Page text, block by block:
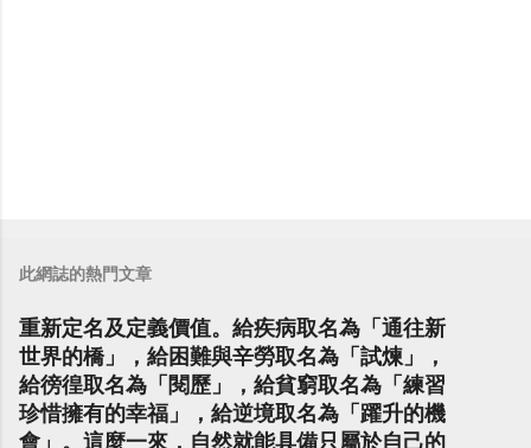
此網誌的熱門文章
重新定名及定義價值。給疾病取名為「通往新
世界的橋」，給困難與辛勞取名為「試煉」，
給徬徨取名為「閱歷」，給貧窮取名為「練習
珍惜擁有的幸福」，給逆境取名為「躍升的機
會」。這麼一來，自然就能具備只屬於自己的